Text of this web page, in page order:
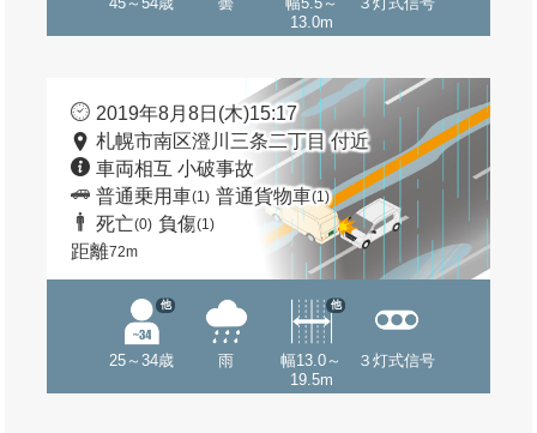
13.0m
2019年8月8日(木)15:17
札幌市南区澄川三条二丁目 付近
車両相互 小破事故
普通乗用車(1) 普通貨物車(1)
死亡(0) 負傷(1)
距離72m
25～34歳
他
雨
幅13.0～
19.5m
他
３灯式信号